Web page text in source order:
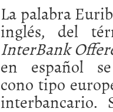
La palabra
inglés, del
InterBank
en español
cono tipo
interbancario.